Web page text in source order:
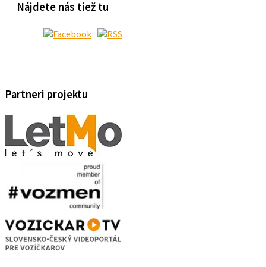
Nájdete nás tiež tu
Partneri projektu